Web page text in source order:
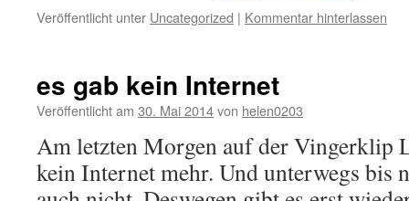
Veröffentlicht unter Uncategorized | Kommentar hinterlassen
es gab kein Internet
Veröffentlicht am 30. Mai 2014von helen0203
Am letzten Morgen auf der Vingerklip
kein Internet mehr. Und unterwegs bis